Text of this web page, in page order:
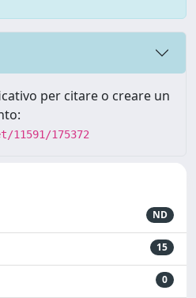
per citare o creare un
175372
ND
15
0